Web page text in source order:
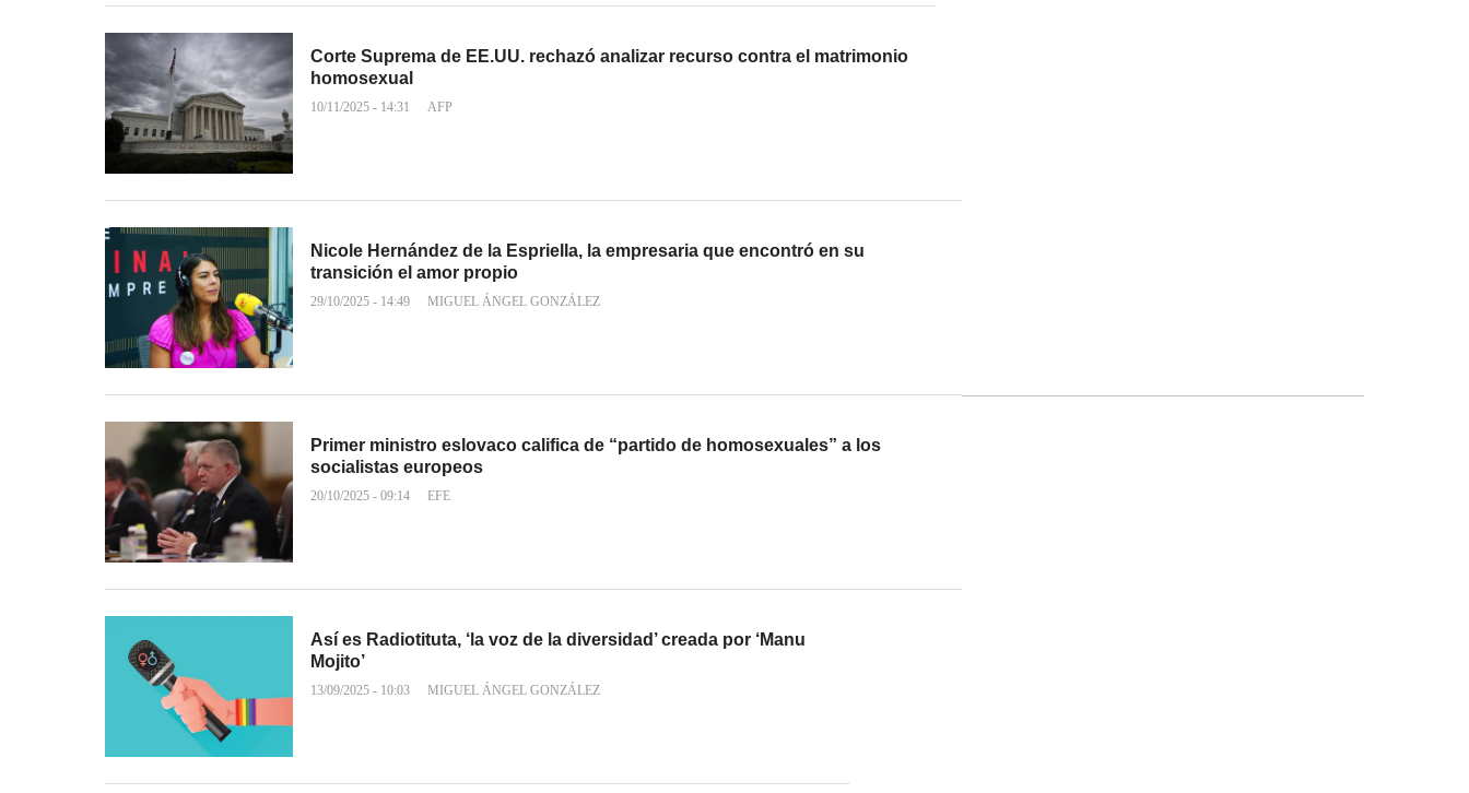
Corte Suprema de EE.UU. rechazó analizar recurso contra el matrimonio
homosexual
10/11/2025 - 14:31 AFP
Nicole Hernández de la Espriella, la empresaria que encontró en su
transición el amor propio
29/10/2025 - 14:49 MIGUEL ÁNGEL GONZÁLEZ
Primer ministro eslovaco califica de “partido de homosexuales” a los
socialistas europeos
20/10/2025 - 09:14 EFE
Así es Radiotituta, ‘la voz de la diversidad’ creada por ‘Manu
Mojito’
13/09/2025 - 10:03 MIGUEL ÁNGEL GONZÁLEZ